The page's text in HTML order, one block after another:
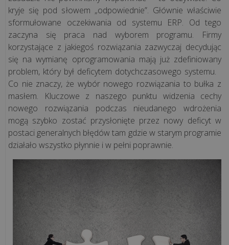
stanowisko
kasowe,
które
oszczędza
czas.
Zobacz,
...
Skalowanie
biznesu
bez
chaosu.
Mięsa”
kryje się pod słowem „odpowiednie”. Głównie właściwie
sformułowane oczekiwania od systemu ERP. Od tego
zaczyna się praca nad wyborem programu. Firmy
korzystające z jakiegoś rozwiązania zazwyczaj decydując
się na wymianę oprogramowania mają już zdefiniowany
problem, który był deficytem dotychczasowego systemu.
Co nie znaczy, że wybór nowego rozwiązania to bułka z
masłem. Kluczowe z naszego punktu widzenia cechy
nowego rozwiązania podczas nieudanego wdrożenia
mogą szybko zostać przysłonięte przez nowy deficyt w
postaci generalnych błędów tam gdzie w starym programie
działało wszystko płynnie i w pełni poprawnie.